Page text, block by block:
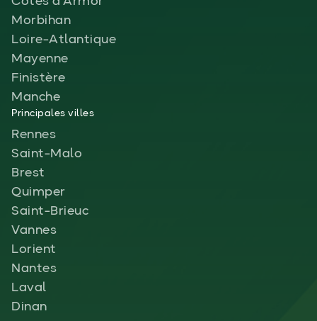
Morbihan
Loire-Atlantique
Mayenne
Finistère
Manche
Principales villes
Rennes
Saint-Malo
Brest
Quimper
Saint-Brieuc
Vannes
Lorient
Nantes
Laval
Dinan